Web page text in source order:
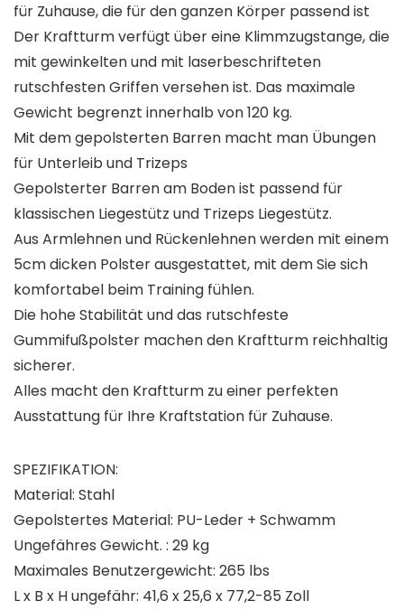
Trainingspost
er
für Zuhause, die für den ganzen Körper passend ist
Der Kraftturm verfügt über eine Klimmzugstange, die
mit gewinkelten und mit laserbeschrifteten
rutschfesten Griffen versehen ist. Das maximale
Gewicht begrenzt innerhalb von 120 kg.
Mit dem gepolsterten Barren macht man Übungen
für Unterleib und Trizeps
Gepolsterter Barren am Boden ist passend für
klassischen Liegestütz und Trizeps Liegestütz.
Aus Armlehnen und Rückenlehnen werden mit einem
5cm dicken Polster ausgestattet, mit dem Sie sich
komfortabel beim Training fühlen.
Die hohe Stabilität und das rutschfeste
Gummifußpolster machen den Kraftturm reichhaltig
sicherer.
Alles macht den Kraftturm zu einer perfekten
Ausstattung für Ihre Kraftstation für Zuhause.
SPEZIFIKATION:
Material: Stahl
Gepolstertes Material: PU-Leder + Schwamm
Ungefähres Gewicht. : 29 kg
Maximales Benutzergewicht: 265 lbs
L x B x H ungefähr: 41,6 x 25,6 x 77,2-85 Zoll